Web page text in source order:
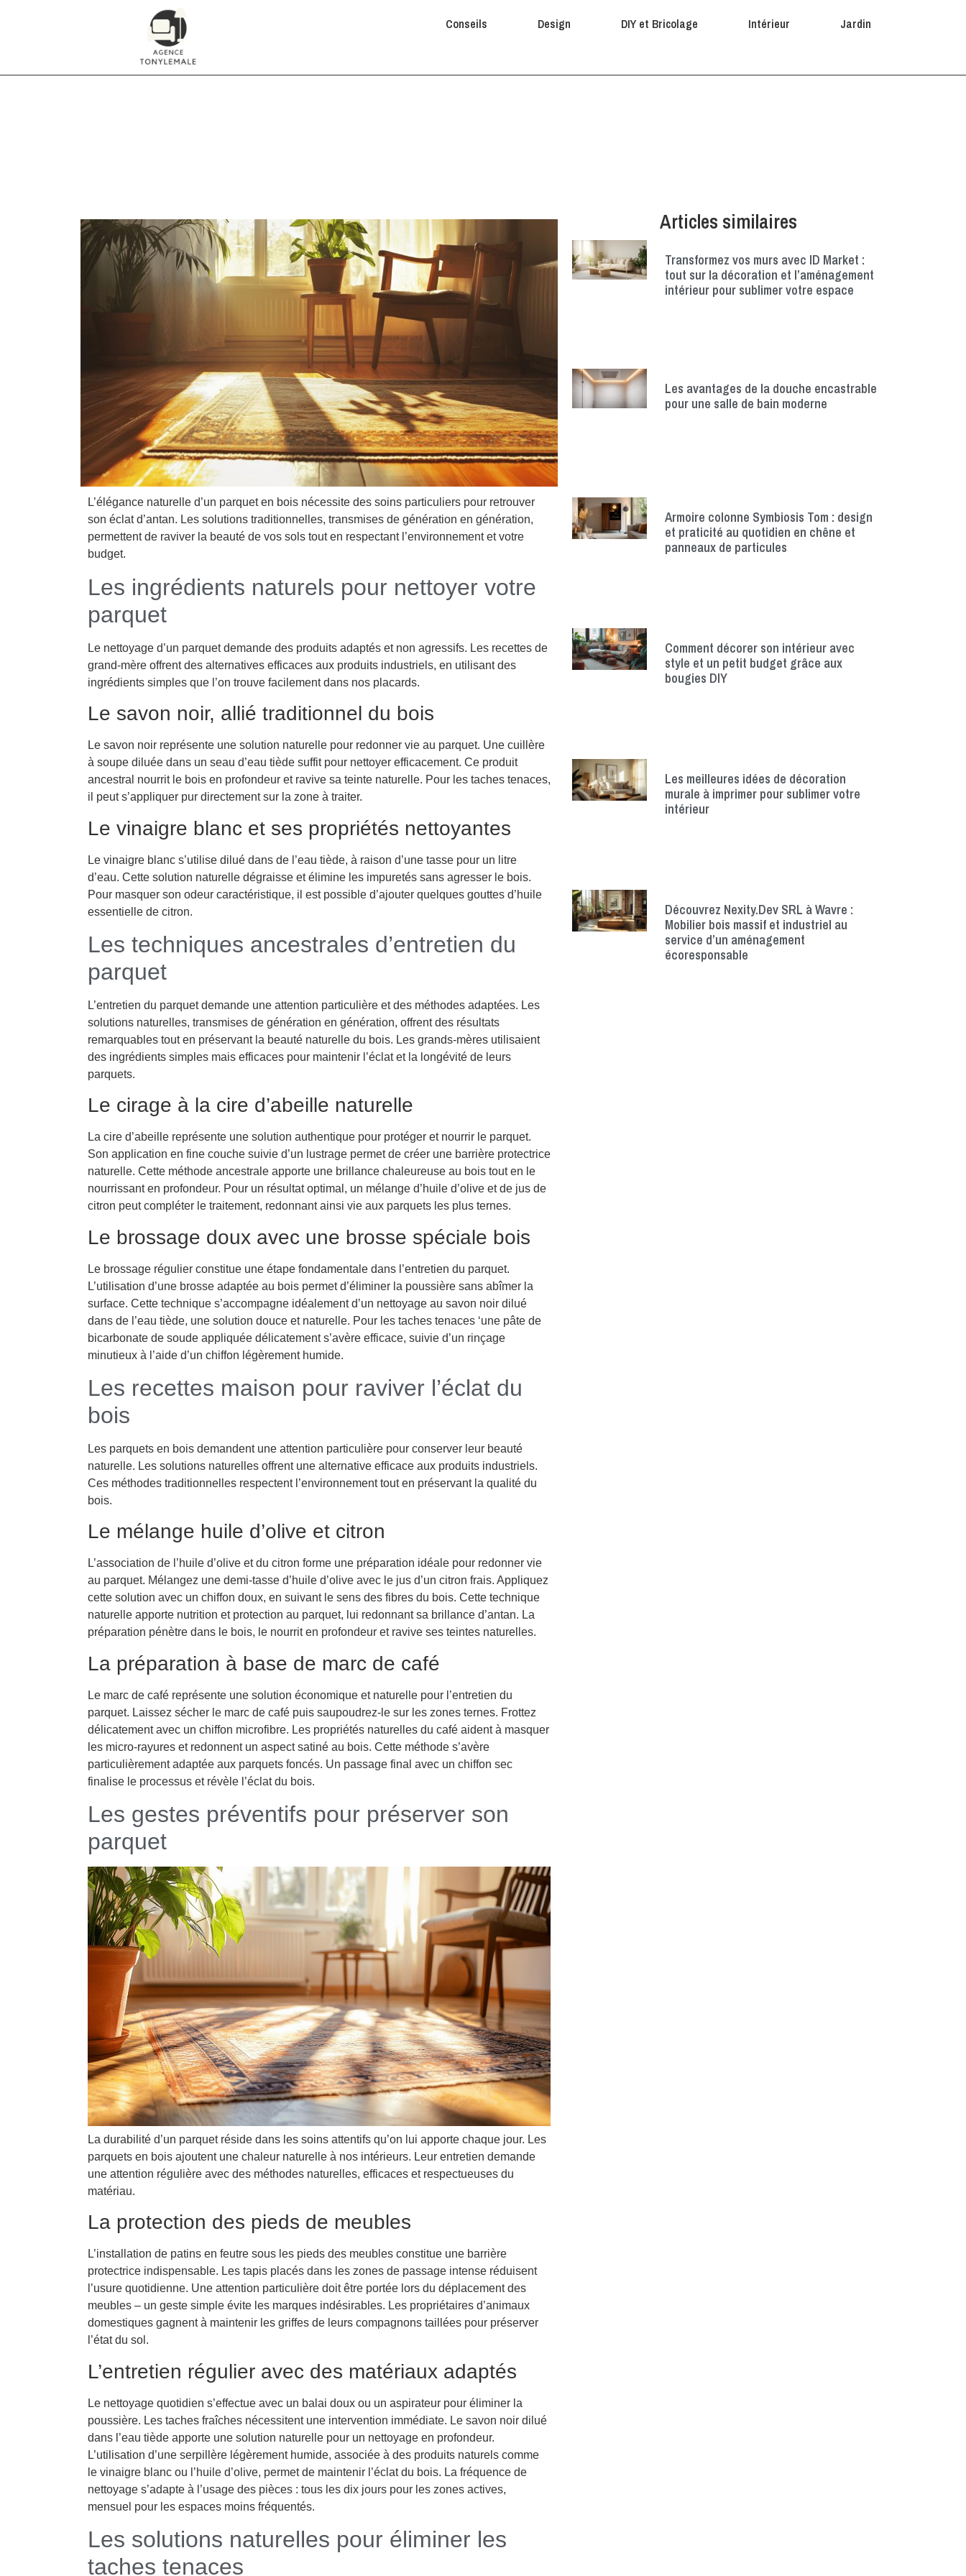
Conseils Design DIY et Bricolage Intérieur Jardin
L’élégance naturelle d’un parquet en bois nécessite des soins particuliers pour retrouver
son éclat d’antan. Les solutions traditionnelles, transmises de génération en génération,
permettent de raviver la beauté de vos sols tout en respectant l’environnement et votre
budget.
Les ingrédients naturels pour nettoyer votre
parquet
Le nettoyage d’un parquet demande des produits adaptés et non agressifs. Les recettes de
grand-mère offrent des alternatives efficaces aux produits industriels, en utilisant des
ingrédients simples que l’on trouve facilement dans nos placards.
Le savon noir, allié traditionnel du bois
Le savon noir représente une solution naturelle pour redonner vie au parquet. Une cuillère
à soupe diluée dans un seau d’eau tiède suffit pour nettoyer efficacement. Ce produit
ancestral nourrit le bois en profondeur et ravive sa teinte naturelle. Pour les taches tenaces,
il peut s’appliquer pur directement sur la zone à traiter.
Le vinaigre blanc et ses propriétés nettoyantes
Le vinaigre blanc s’utilise dilué dans de l’eau tiède, à raison d’une tasse pour un litre
d’eau. Cette solution naturelle dégraisse et élimine les impuretés sans agresser le bois.
Pour masquer son odeur caractéristique, il est possible d’ajouter quelques gouttes d’huile
essentielle de citron.
Les techniques ancestrales d’entretien du
parquet
L’entretien du parquet demande une attention particulière et des méthodes adaptées. Les
solutions naturelles, transmises de génération en génération, offrent des résultats
remarquables tout en préservant la beauté naturelle du bois. Les grands-mères utilisaient
des ingrédients simples mais efficaces pour maintenir l’éclat et la longévité de leurs
parquets.
Le cirage à la cire d’abeille naturelle
La cire d’abeille représente une solution authentique pour protéger et nourrir le parquet.
Son application en fine couche suivie d’un lustrage permet de créer une barrière protectrice
naturelle. Cette méthode ancestrale apporte une brillance chaleureuse au bois tout en le
nourrissant en profondeur. Pour un résultat optimal, un mélange d’huile d’olive et de jus de
citron peut compléter le traitement, redonnant ainsi vie aux parquets les plus ternes.
Le brossage doux avec une brosse spéciale bois
Le brossage régulier constitue une étape fondamentale dans l’entretien du parquet.
L’utilisation d’une brosse adaptée au bois permet d’éliminer la poussière sans abîmer la
surface. Cette technique s’accompagne idéalement d’un nettoyage au savon noir dilué
dans de l’eau tiède, une solution douce et naturelle. Pour les taches tenaces ‘une pâte de
bicarbonate de soude appliquée délicatement s’avère efficace, suivie d’un rinçage
minutieux à l’aide d’un chiffon légèrement humide.
Les recettes maison pour raviver l’éclat du
bois
Les parquets en bois demandent une attention particulière pour conserver leur beauté
naturelle. Les solutions naturelles offrent une alternative efficace aux produits industriels.
Ces méthodes traditionnelles respectent l’environnement tout en préservant la qualité du
bois.
Le mélange huile d’olive et citron
L’association de l’huile d’olive et du citron forme une préparation idéale pour redonner vie
au parquet. Mélangez une demi-tasse d’huile d’olive avec le jus d’un citron frais. Appliquez
cette solution avec un chiffon doux, en suivant le sens des fibres du bois. Cette technique
naturelle apporte nutrition et protection au parquet, lui redonnant sa brillance d’antan. La
préparation pénètre dans le bois, le nourrit en profondeur et ravive ses teintes naturelles.
La préparation à base de marc de café
Le marc de café représente une solution économique et naturelle pour l’entretien du
parquet. Laissez sécher le marc de café puis saupoudrez-le sur les zones ternes. Frottez
délicatement avec un chiffon microfibre. Les propriétés naturelles du café aident à masquer
les micro-rayures et redonnent un aspect satiné au bois. Cette méthode s’avère
particulièrement adaptée aux parquets foncés. Un passage final avec un chiffon sec
finalise le processus et révèle l’éclat du bois.
Les gestes préventifs pour préserver son
parquet
La durabilité d’un parquet réside dans les soins attentifs qu’on lui apporte chaque jour. Les
parquets en bois ajoutent une chaleur naturelle à nos intérieurs. Leur entretien demande
une attention régulière avec des méthodes naturelles, efficaces et respectueuses du
matériau.
La protection des pieds de meubles
L’installation de patins en feutre sous les pieds des meubles constitue une barrière
protectrice indispensable. Les tapis placés dans les zones de passage intense réduisent
l’usure quotidienne. Une attention particulière doit être portée lors du déplacement des
meubles – un geste simple évite les marques indésirables. Les propriétaires d’animaux
domestiques gagnent à maintenir les griffes de leurs compagnons taillées pour préserver
l’état du sol.
L’entretien régulier avec des matériaux adaptés
Le nettoyage quotidien s’effectue avec un balai doux ou un aspirateur pour éliminer la
poussière. Les taches fraîches nécessitent une intervention immédiate. Le savon noir dilué
dans l’eau tiède apporte une solution naturelle pour un nettoyage en profondeur.
L’utilisation d’une serpillère légèrement humide, associée à des produits naturels comme
le vinaigre blanc ou l’huile d’olive, permet de maintenir l’éclat du bois. La fréquence de
nettoyage s’adapte à l’usage des pièces : tous les dix jours pour les zones actives,
mensuel pour les espaces moins fréquentés.
Les solutions naturelles pour éliminer les
taches tenaces
Articles similaires
Transformez vos murs avec ID Market :
tout sur la décoration et l’aménagement
intérieur pour sublimer votre espace
Les avantages de la douche encastrable
pour une salle de bain moderne
Armoire colonne Symbiosis Tom : design
et praticité au quotidien en chêne et
panneaux de particules
Comment décorer son intérieur avec
style et un petit budget grâce aux
bougies DIY
Les meilleures idées de décoration
murale à imprimer pour sublimer votre
intérieur
Découvrez Nexity.Dev SRL à Wavre :
Mobilier bois massif et industriel au
service d’un aménagement
écoresponsable